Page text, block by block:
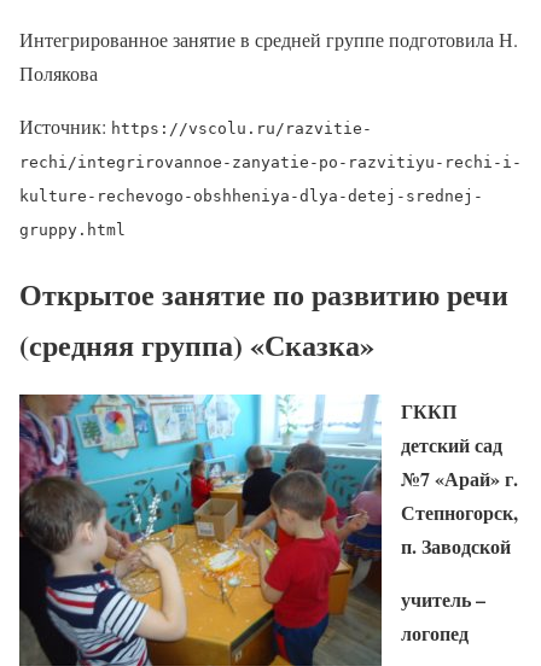
Интегрированное занятие в средней группе подготовила Н.
Полякова
Источник: https://vscolu.ru/razvitie-
rechi/integrirovannoe-zanyatie-po-razvitiyu-rechi-i-
kulture-rechevogo-obshheniya-dlya-detej-srednej-
gruppy.html
Открытое занятие по развитию речи
(средняя группа) «Сказка»
ГККП
детский сад
№7 «Арай» г.
Степногорск,
п. Заводской
учитель –
логопед